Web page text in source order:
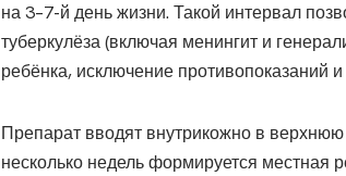
на 3–7-й день жизни. Такой интервал
туберкулёза (включая менингит и
ребёнка, исключение противопоказаний
Препарат вводят внутрикожно в
несколько недель формируется местная